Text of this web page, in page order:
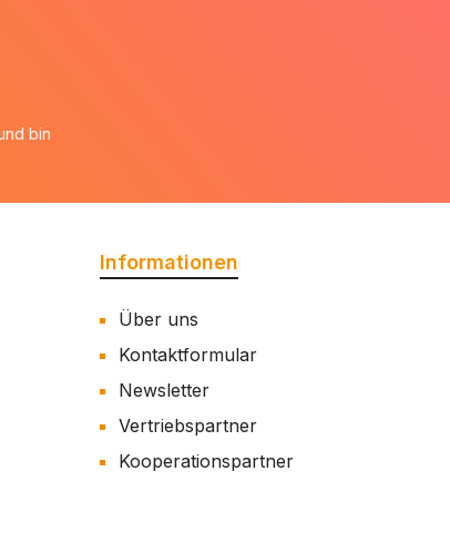
bin
Informationen
Über uns
Kontaktformular
Newsletter
Vertriebspartner
Kooperationspartner